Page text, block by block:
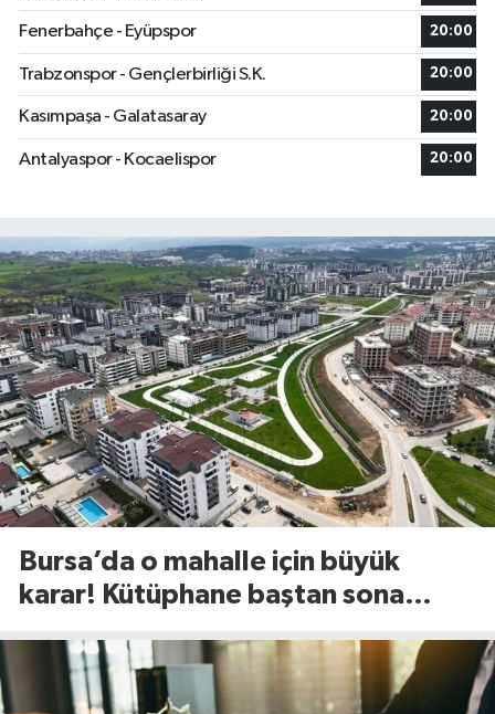
Fenerbahçe - Eyüpspor 20:00
Trabzonspor - Gençlerbirliği S.K. 20:00
Kasımpaşa - Galatasaray 20:00
Antalyaspor - Kocaelispor 20:00
Bursa’da o mahalle için büyük
karar! Kütüphane baştan sona